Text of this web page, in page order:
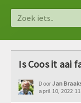
Is Coos it aai
DoorJan
april 10, 2022